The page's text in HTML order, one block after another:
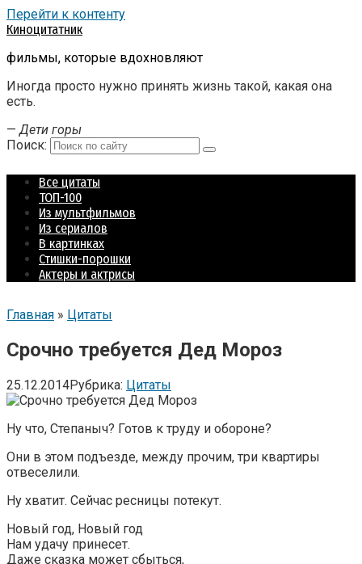
Перейти к контенту
Киноцитатник
фильмы, которые вдохновляют
Иногда просто нужно принять жизнь такой, какая она
есть.
—Дети горы
Поиск:
Все цитаты
ТОП-100
Из мультфильмов
Из сериалов
В картинках
Стишки-порошки
Актеры и актрисы
Главная » Цитаты
Срочно требуется Дед Мороз
25.12.2014Рубрика: Цитаты
Ну что, Степаныч? Готов к труду и обороне?
Они в этом подъезде, между прочим, три квартиры
отвеселили.
Ну хватит. Сейчас ресницы потекут.
Новый год, Новый год
Нам удачу принесет.
Даже сказка может сбыться,